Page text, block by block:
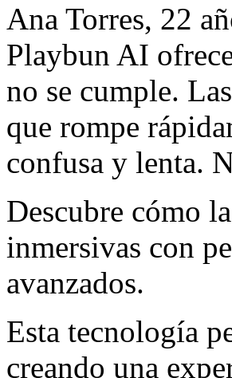
Ana Torres, 22
Playbun AI
no se cumple.
que rompe
confusa y lenta.
Descubre cómo
inmersivas con
avanzados.
Esta tecnología
creando una